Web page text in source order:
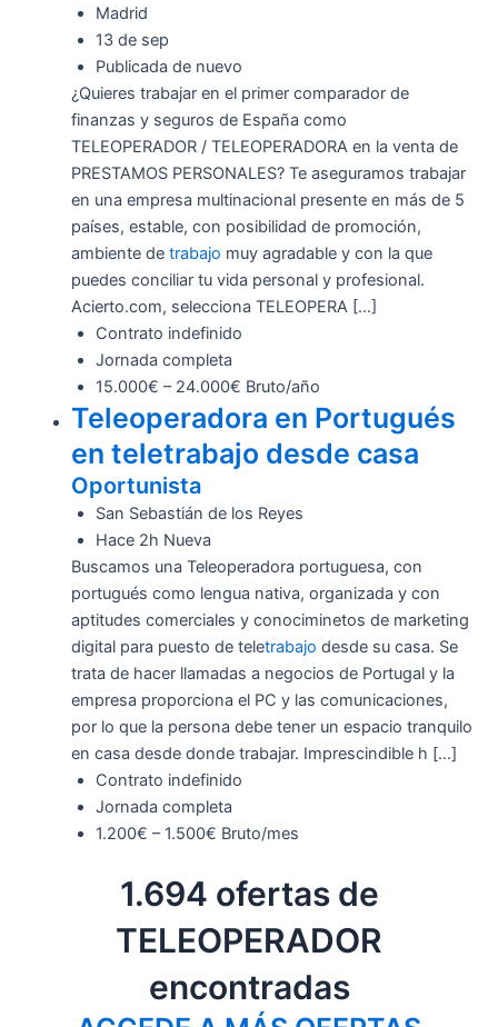
Madrid
13 de sep
Publicada de nuevo
¿Quieres trabajar en el primer comparador de
finanzas y seguros de España como
TELEOPERADOR / TELEOPERADORA en la venta de
PRESTAMOS PERSONALES? Te aseguramos trabajar
en una empresa multinacional presente en más de 5
países, estable, con posibilidad de promoción,
ambiente de trabajo muy agradable y con la que
puedes conciliar tu vida personal y profesional.
Acierto.com, selecciona TELEOPERA […]
Contrato indefinido
Jornada completa
15.000€ – 24.000€ Bruto/año
Teleoperadora en Portugués
en teletrabajo desde casa
Oportunista
San Sebastián de los Reyes
Hace 2h Nueva
Buscamos una Teleoperadora portuguesa, con
portugués como lengua nativa, organizada y con
aptitudes comerciales y conociminetos de marketing
digital para puesto de teletrabajo desde su casa. Se
trata de hacer llamadas a negocios de Portugal y la
empresa proporciona el PC y las comunicaciones,
por lo que la persona debe tener un espacio tranquilo
en casa desde donde trabajar. Imprescindible h […]
Contrato indefinido
Jornada completa
1.200€ – 1.500€ Bruto/mes
1.694 ofertas de
TELEOPERADOR
encontradas